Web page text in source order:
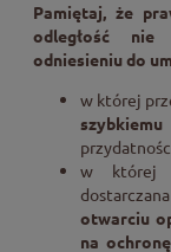
Pamiętaj, że
odległość nie
odniesieniu do
w której
w której
otwarciu
na